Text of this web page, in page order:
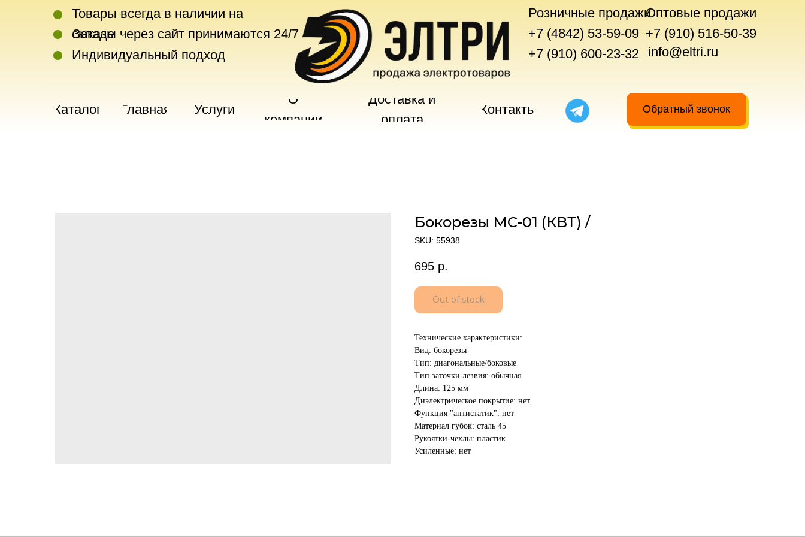
Товары всегда в наличии на
складе
Заказы через сайт принимаются 24/7
Розничные продажи
+7 (4842) 53-59-09
+7 (910) 600-23-32
Оптовые продажи
+7 (910) 516-50-39
Обратный звонок
Каталог Главная
О
компании
Доставка и
оплата
Контакты
Индивидуальный подход info@eltri.ru
Услуги
Бокорезы MC-01 (КВТ) /
SKU: 55938
695 р.
Out of stock
Технические характеристики:
Вид: бокорезы
Тип: диагональные/боковые
Тип заточки лезвия: обычная
Длина: 125 мм
Диэлектрическое покрытие: нет
Функция "антистатик": нет
Материал губок: сталь 45
Рукоятки-чехлы: пластик
Усиленные: нет